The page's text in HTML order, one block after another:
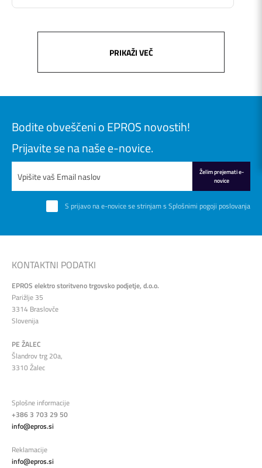
PRIKAŽI VEČ
Bodite obveščeni o EPROS novostih!
Prijavite se na naše e-novice.
Želim prejemati e-
novice
S prijavo na e-novice se strinjam s Splošnimi pogoji poslovanja
KONTAKTNI PODATKI
EPROS elektro storitveno trgovsko podjetje, d.o.o.
Parižlje 35
3314 Braslovče
Slovenija
PE ŽALEC
Šlandrov trg 20a,
3310 Žalec
Splošne informacije
+386 3 703 29 50
info@epros.si
Reklamacije
info@epros.si